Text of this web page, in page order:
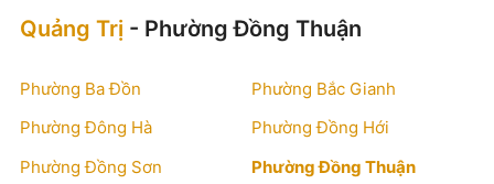
Quảng Trị - Phường Đồng Thuận
Phường Ba Đồn
Phường Bắc Gianh
Phường Đông Hà
Phường Đồng Hới
Phường Đồng Sơn
Phường Đồng Thuận